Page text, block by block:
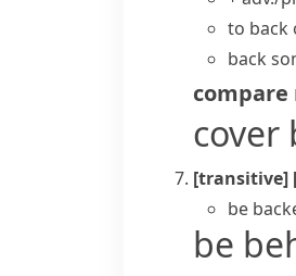
to back
back
compare
cover
[transitive]
be
be